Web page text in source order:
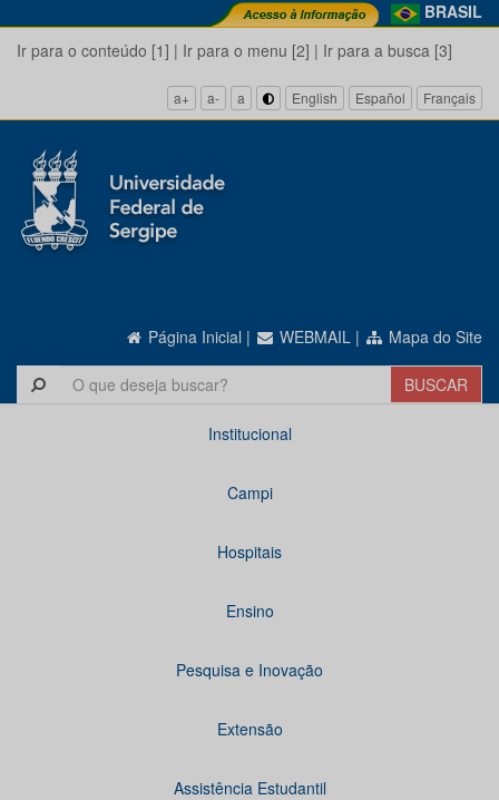
BRASIL
Ir para o conteúdo [1] | Ir para o menu [2] | Ir para a busca [3]
a+ a- a English Español Français
Página Inicial | WEBMAIL | Mapa do Site
Institucional
Campi
Hospitais
Ensino
Pesquisa e Inovação
Extensão
Assistência Estudantil